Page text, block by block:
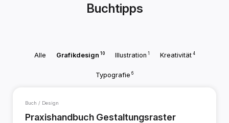
Buchtipps
Alle Grafikdesign 10 Illustration 1 Kreativität4
Typografie 6
Buch / Design
Praxishandbuch Gestaltungsraster